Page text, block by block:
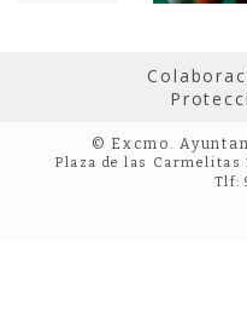
© Excmo.
Plaza de las Carmelitas
Tlf: